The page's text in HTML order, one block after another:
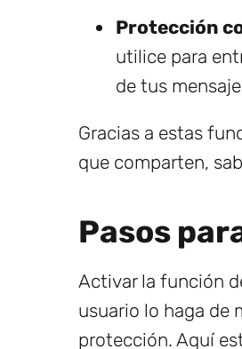
Protección
utilice para
de tus
Gracias a estas
que comparten,
Pasos
Activar la función
usuario lo haga de
protección. Aquí